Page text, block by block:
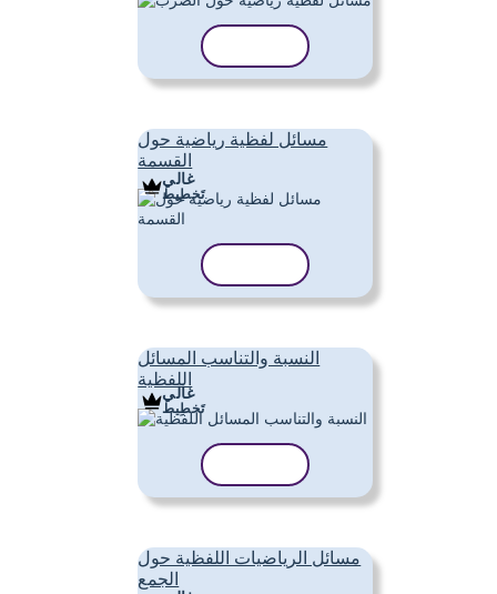
مسائل لفظية رياضية حول
القسمة
غالي
تَخطِيط
النسبة والتناسب المسائل
اللفظية
غالي
تَخطِيط
مسائل الرياضيات اللفظية حول
الجمع